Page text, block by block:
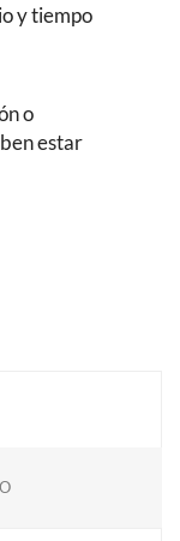
y tiempo
o
estar